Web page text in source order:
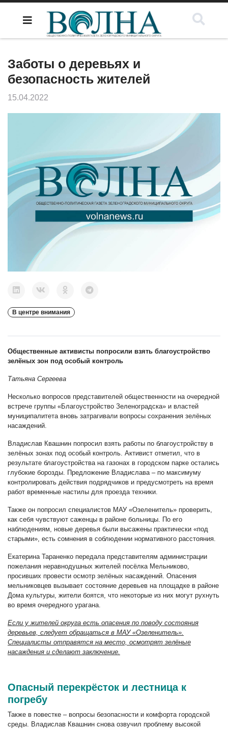
Заботы о деревьях и
безопасность жителей
15.04.2022
В центре внимания
Общественные активисты попросили взять благоустройство
зелёных зон под особый контроль
Татьяна Сергеева
Несколько вопросов представителей общественности на очередной
встрече группы «Благоустройство Зеленоградска» и властей
муниципалитета вновь затрагивали вопросы сохранения зелёных
насаждений.
Владислав Квашнин попросил взять работы по благоустройству в
зелёных зонах под особый контроль. Активист отметил, что в
результате благоустройства на газонах в городском парке остались
глубокие борозды. Предложение Владислава – по максимуму
контролировать действия подрядчиков и предусмотреть на время
работ временные настилы для проезда техники.
Также он попросил специалистов МАУ «Озеленитель» проверить,
как себя чувствуют саженцы в районе больницы. По его
наблюдениям, новые деревья были высажены практически «под
старыми», есть сомнения в соблюдении нормативного расстояния.
Екатерина Тараненко передала представителям администрации
пожелания неравнодушных жителей посёлка Мельниково,
просивших провести осмотр зелёных насаждений. Опасения
мельниковцев вызывает состояние деревьев на площадке в районе
Дома культуры, жители боятся, что некоторые из них могут рухнуть
во время очередного урагана.
Если у жителей округа есть опасения по поводу состояния
деревьев, следует обращаться в МАУ «Озеленитель».
Специалисты отправятся на место, осмотрят зелёные
насаждения и сделают заключение.
Опасный перекрёсток и лестница к
погребу
Также в повестке – вопросы безопасности и комфорта городской
среды. Владислав Квашнин снова озвучил проблему высокой